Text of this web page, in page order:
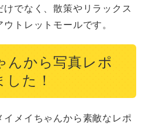
でなく、散策やリラックス
トレットモールです。
んから写真レポ
た！
メイちゃんから素敵なレポ